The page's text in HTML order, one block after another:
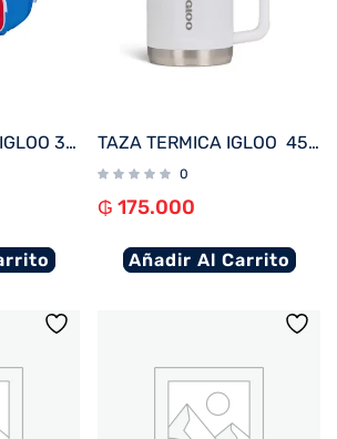
BOLSA TERMICA IGLOO 3 LATAS FUNNY PACK RETRO AZUL 63079 TAZA TERMICA IGLOO 450ML P/CAFÉ BLANCO 71231
0
₲ 175.000
Añadir Al Carrito